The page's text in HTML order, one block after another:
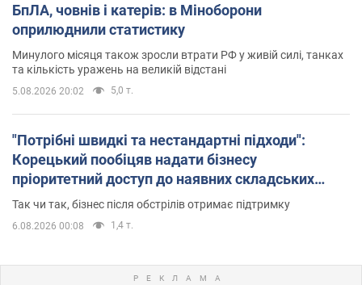
БпЛА, човнів і катерів: в Міноборони
оприлюднили статистику
Минулого місяця також зросли втрати РФ у живій силі, танках
та кількість уражень на великій відстані
5.08.2026 20:02 5,0 т.
"Потрібні швидкі та нестандартні підходи":
Корецький пообіцяв надати бізнесу
пріоритетний доступ до наявних складських
приміщень
Так чи так, бізнес після обстрілів отримає підтримку
6.08.2026 00:08 1,4 т.